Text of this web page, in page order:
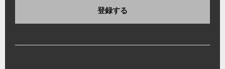
登録する